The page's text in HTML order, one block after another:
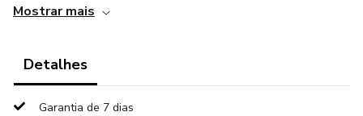
Carga Horária Total: 500 horas
Cardiologista, Doutoranda em Cardiologia pela USP/IDPC
Mostrar mais
Detalhes
Garantia de 7 dias